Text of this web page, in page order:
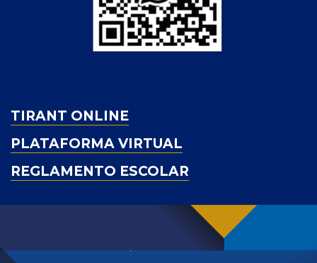
TIRANT ONLINE
PLATAFORMA VIRTUAL
REGLAMENTO ESCOLAR